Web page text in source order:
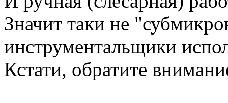
Значит таки не
инструментальщики
Кстати, обратите